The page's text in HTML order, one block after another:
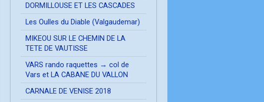
DORMILLOUSE ET LES CASCADES
Les Oulles du Diable (Valgaudemar)
MIKEOU SUR LE CHEMIN DE LA
TETE DE VAUTISSE
VARS rando raquettes → col de
Vars et LA CABANE DU VALLON
CARNALE DE VENISE 2018